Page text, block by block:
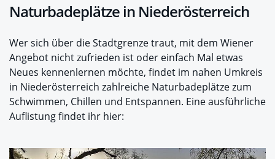
Naturbadeplätze in Niederösterreich
Wer sich über die Stadtgrenze traut, mit dem Wiener
Angebot nicht zufrieden ist oder einfach Mal etwas
Neues kennenlernen möchte, findet im nahen Umkreis
in Niederösterreich zahlreiche Naturbadeplätze zum
Schwimmen, Chillen und Entspannen. Eine ausführliche
Auflistung findet ihr hier: